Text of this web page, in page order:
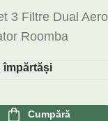
3 Filtre Dual
Roomba
împărtăși
Cumpără